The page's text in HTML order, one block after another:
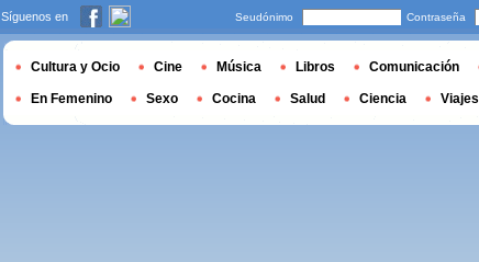
Síguenos en Seudónimo Contraseña
Cultura y Ocio Cine Música Libros Comunicación
En Femenino Sexo Cocina Salud Ciencia Viajes